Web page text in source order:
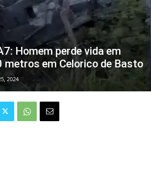
Homem perde vida em
metros em Celorico de Basto
2024